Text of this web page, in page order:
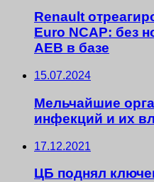
Renault
Euro NCAP: без
AEB в базе
15.07.2024
Мельчайшие
инфекций и их
17.12.2021
ЦБ поднял